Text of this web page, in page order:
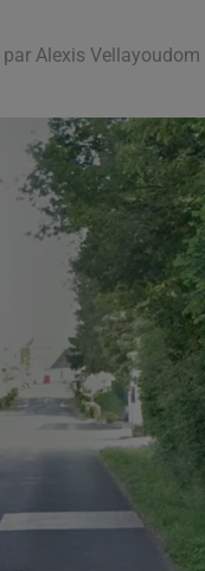
Alexis Vellayoudom